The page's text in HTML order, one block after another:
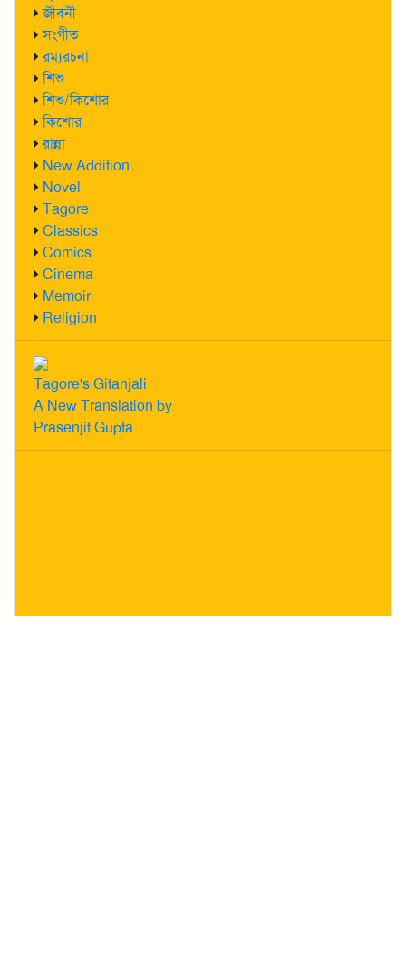
জীবনী
সংগীত
রম্যরচনা
শিশু
শিশু/কিশোর
কিশোর
রান্না
New Addition
Novel
Tagore
Classics
Comics
Cinema
Memoir
Religion
Tagore's Gitanjali
A New Translation by
Prasenjit Gupta